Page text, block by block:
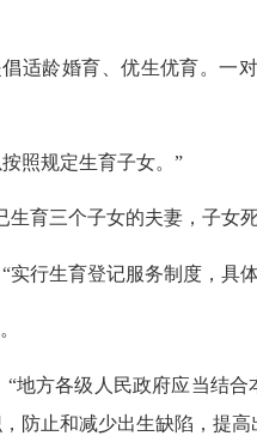
龄婚育、优生优育。一
照规定生育子女。”
育三个子女的夫妻，子女
行生育登记服务制度，具
方各级人民政府应当结合
防止和减少出生缺陷，提高